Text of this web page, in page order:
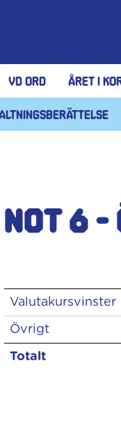
VD Ord Året i
Not 6
Valutakursvinster
Övrigt
Totalt